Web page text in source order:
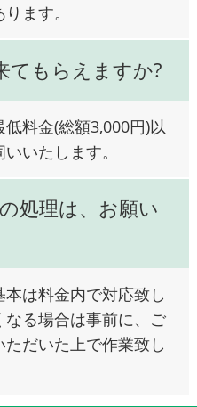
ます。
てもらえますか?
料金(総額3,000円)以
いたします。
処理は、お願い
本は料金内で対応致し
なる場合は事前に、ご
だいた上で作業致し